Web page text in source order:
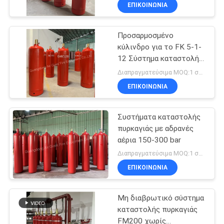
ΓΎΡΟΣ
ΕΡΓΟΣΤΑΣΊΩΝ
ΠΟΙΟΤΙΚΌΣ
ΈΛΕΓΧΟΣ
ΚΑΤΕΒΆΣΤΕ
ΖΗΤΉΣΤΕ
ΈΝΑ
ΑΠΌΣΠΑΣΜΑ
SITEMAP
πυρκαγιάς
Σύστημα
καταστολής
πυρκαγιάς
αδρανούς αερίου
62
Σύστημα
καταστολής
πυρκαγιάς στην
47
ΕΠΙΚΟΙΝΩΝΊΑ
Προσαρμοσμένο
κύλινδρο για το FK 5-1-
12 Σύστημα καταστολής
πυρκαγιάς χωρίς
ρύπανση για το δωμάτιο
υπολογιστών
ΕΠΙΚΟΙΝΩΝΊΑ
Συστήματα καταστολής
πυρκαγιάς με αδρανές
αέρια 150-300 bar
Διαπραγματεύσιμα MOQ:1 σύνολο
ΕΠΙΚΟΙΝΩΝΊΑ
Μη διαβρωτικό σύστημα
καταστολής πυρκαγιάς
FM200 χωρίς